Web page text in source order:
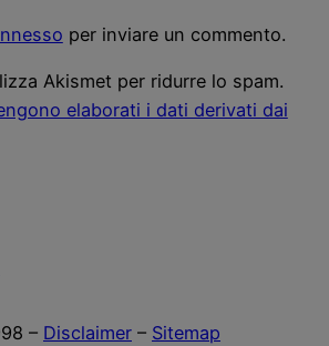
per inviare un commento.
Akismet per ridurre lo spam.
elaborati i dati derivati dai
– Disclaimer – Sitemap